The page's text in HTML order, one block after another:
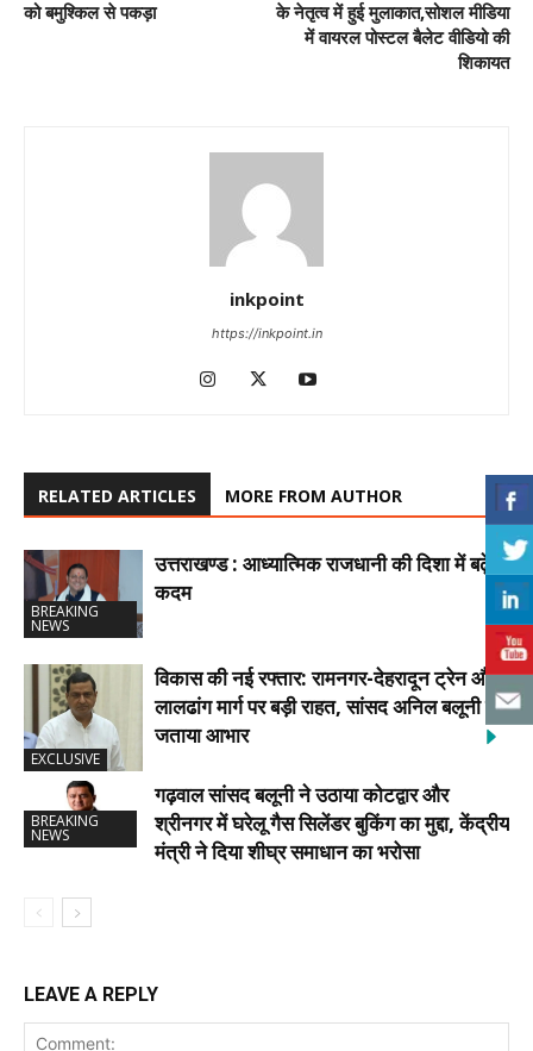
को बमुश्किल से पकड़ा
के नेतृत्व में हुई मुलाकात,सोशल मीडिया
में वायरल पोस्टल बैलेट वीडियो की
शिकायत
inkpoint
https://inkpoint.in
RELATED ARTICLES MORE FROM AUTHOR
BREAKING
NEWS
उत्तराखण्ड : आध्यात्मिक राजधानी की दिशा में बढ़े
कदम
EXCLUSIVE
विकास की नई रफ्तार: रामनगर-देहरादून ट्रेन और
लालढांग मार्ग पर बड़ी राहत, सांसद अनिल बलूनी ने
जताया आभार
BREAKING
NEWS
गढ़वाल सांसद बलूनी ने उठाया कोटद्वार और
श्रीनगर में घरेलू गैस सिलेंडर बुकिंग का मुद्दा, केंद्रीय
मंत्री ने दिया शीघ्र समाधान का भरोसा
LEAVE A REPLY